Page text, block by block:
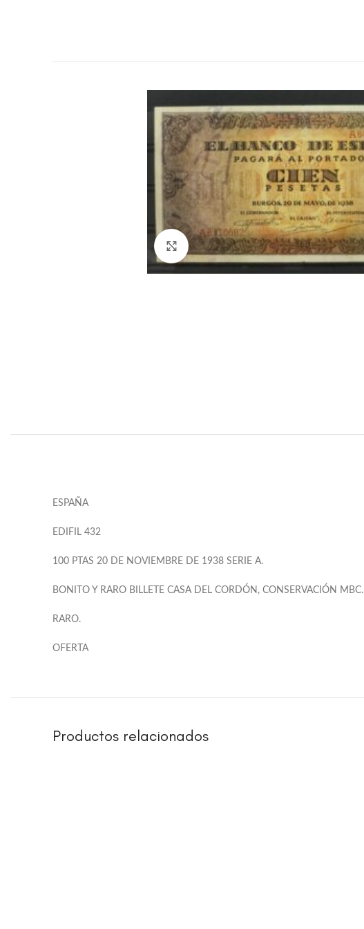
Click to enlarge
ESPAÑA
EDIFIL 432
100 PTAS 20 DE NOVIEMBRE DE 1938 SERIE A.
BONITO Y RARO BILLETE CASA DEL CORDÓN, CONSERVACIÓN MBC.
RARO.
OFERTA
Productos relacionados